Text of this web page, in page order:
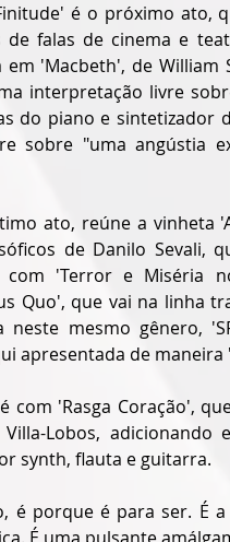
é o próximo ato,
falas de cinema e
em 'Macbeth', de
interpretação livre
do piano e sintetizador
sobre "uma angústia
ato, reúne a vinheta
de Danilo Sevali,
com 'Terror e Miséria
Quo', que vai na linha
neste mesmo gênero,
apresentada de
com 'Rasga Coração',
Lobos,
synth, flauta e guitarra.
é porque é para ser. É